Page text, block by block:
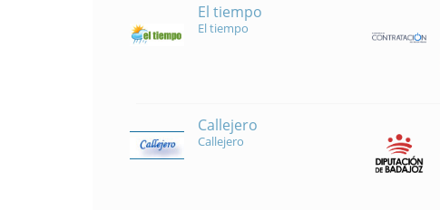
El tiempo
El tiempo
Callejero
Callejero